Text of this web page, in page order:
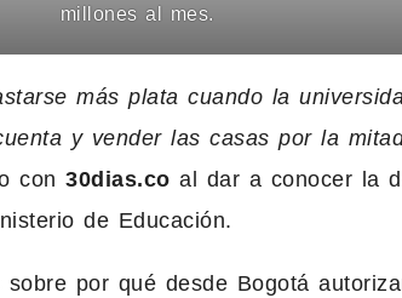
millones al mes.
más plata cuando la
y vender las casas por la
con 30dias.co al dar a conocer la
de Educación.
por qué desde Bogotá